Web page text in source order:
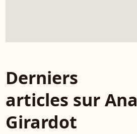
Derniers
articles sur Ana
Girardot